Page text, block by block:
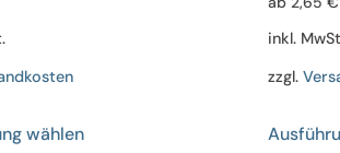
wählenProdukt
inkl.
zzgl.